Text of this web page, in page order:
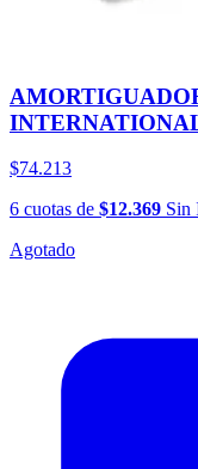
$74.213
6 cuotas de $12.369 Sin
Agotado